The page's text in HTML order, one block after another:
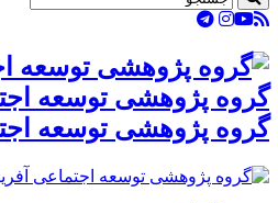
گروه پژوهشی توسعه
گروه پژوهشی توسعه